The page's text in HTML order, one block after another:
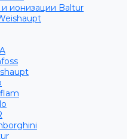
и ионизации Baltur